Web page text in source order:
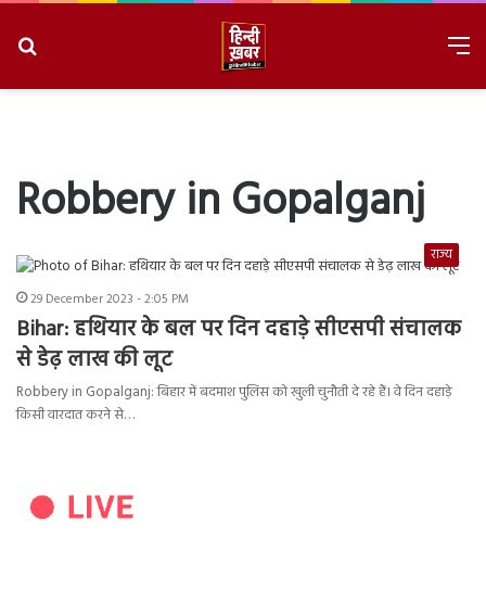
Robbery in Gopalganj
राज्य
29 December 2023 - 2:05 PM
Bihar: हथियार के बल पर दिन दहाड़े सीएसपी संचालक
से डेढ़ लाख की लूट
Robbery in Gopalganj: बिहार में बदमाश पुलिस को खुली चुनौती दे रहे हैं। वे दिन दहाड़े
किसी वारदात करने से…